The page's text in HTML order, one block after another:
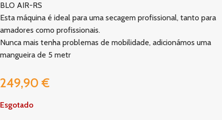
BLO AIR-RS
Esta máquina é ideal para uma secagem profissional, tanto para
amadores como profissionais.
Nunca mais tenha problemas de mobilidade, adicionámos uma
mangueira de 5 metr
249,90 €
Esgotado